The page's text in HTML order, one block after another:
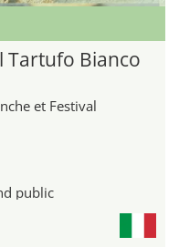
Tartufo Bianco
et Festival
public